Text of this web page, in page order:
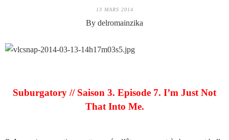
13 MARS 2014
By delromainzika
Suburgatory // Saison 3. Episode 7. I’m Just Not
That Into Me.